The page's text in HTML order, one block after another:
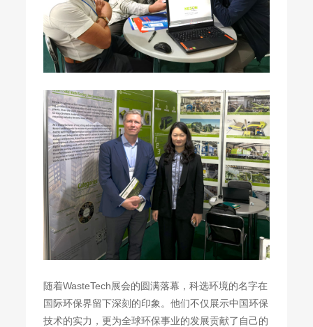
随着WasteTech展会的圆满落幕，科选环境的名字在
国际环保界留下深刻的印象。他们不仅展示中国环保
技术的实力，更为全球环保事业的发展贡献了自己的